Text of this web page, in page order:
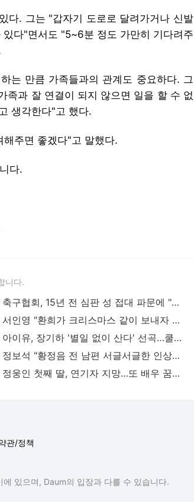
다. 그는 "갑자기 도로로 달려가거나 신발
다"면서도 "5~6분 정도 가만히 기다려주
는 만큼 가족들과의 관계도 중요하다. 그
족과 잘 연결이 되지 않으면 일을 할 수 없
생각한다"고 했다.
주면 좋겠다"고 말했다.
다.
니다.
축구협회, 15년 전 심판 성 접대 파문에 "현재는 내부 지침 준수"
서인영 "환희가 크리스마스 같이 보내자 해" 폭로
아이유, 장기하 '별일 없이 산다' 선곡…쿨한 일상 공개
정보석 "황정음 전 남편 서글서글한 인상이었는데…"
정웅인 첫째 딸, 연기자 지망…또 배우 꿈꾸는 스타 2세
관/정책
있으며, Daum의 입장과 다를 수 있습니다.